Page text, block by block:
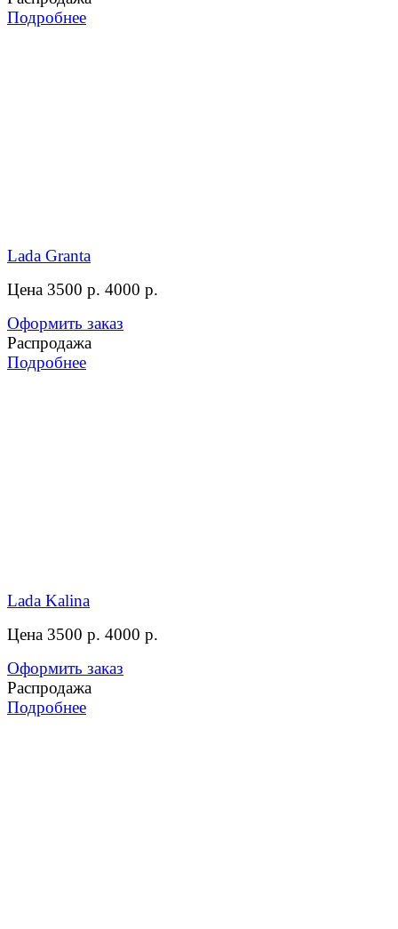
Подробнее
Lada Granta
Цена 3500 р. 4000 р.
Оформить заказ
Распродажа
Подробнее
Lada Kalina
Цена 3500 р. 4000 р.
Оформить заказ
Распродажа
Подробнее